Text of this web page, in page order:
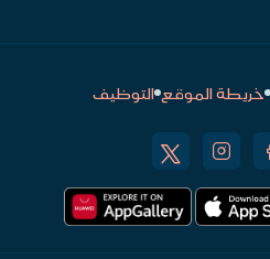
خريطة الموقع التوظيف